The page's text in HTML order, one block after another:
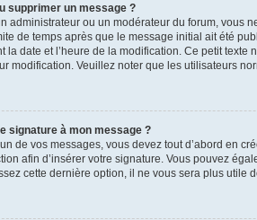
supprimer un message ?
administrateur ou un modérateur du forum, vous
de temps après que le message initial ait été
la date et l’heure de la modification. Ce petit
modification. Veuillez noter que les utilisateurs
signature à mon message ?
de vos messages, vous devez tout d’abord en
afin d’insérer votre signature. Vous pouvez
cette dernière option, il ne vous sera plus utile